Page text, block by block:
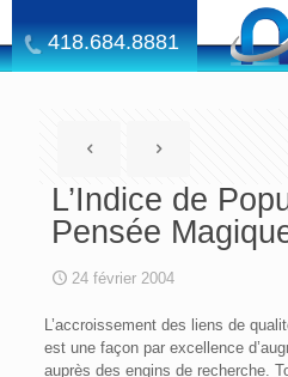
418.684.8881
L’Indice de
Pensée
24 février 2004
L’accroissement des liens de
est une façon par excellence
auprès des engins de recherche.